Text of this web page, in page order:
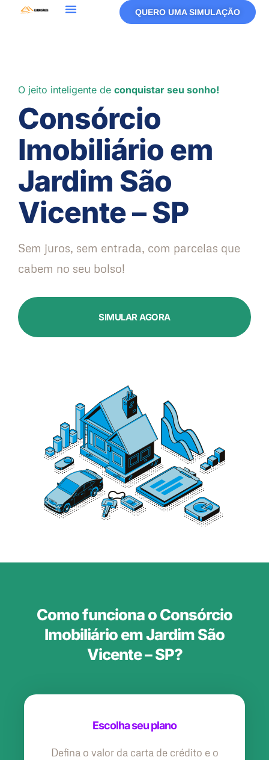
QUERO UMA SIMULAÇÃO
O jeito inteligente de conquistar seu sonho!
Consórcio
Imobiliário em
Jardim São
Vicente – SP
Sem juros, sem entrada, com parcelas que
cabem no seu bolso!
SIMULAR AGORA
Como funciona o Consórcio
Imobiliário em Jardim São
Vicente – SP?
Escolha seu plano
Defina o valor da carta de crédito e o